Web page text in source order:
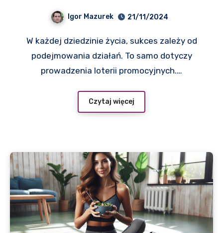
sukcesu w loteriach
promocyjnych
Igor Mazurek 21/11/2024
W każdej dziedzinie życia, sukces zależy od
podejmowania działań. To samo dotyczy
prowadzenia loterii promocyjnych.…
Czytaj więcej